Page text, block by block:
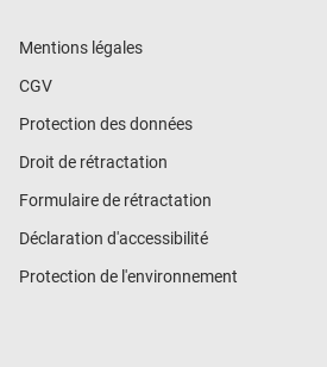
Mentions légales
CGV
Protection des données
Droit de rétractation
Formulaire de rétractation
Déclaration d'accessibilité
Protection de l'environnement